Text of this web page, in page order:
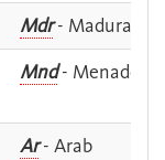
Mdr- Madura
Mnd- Menado
Ar- Arab